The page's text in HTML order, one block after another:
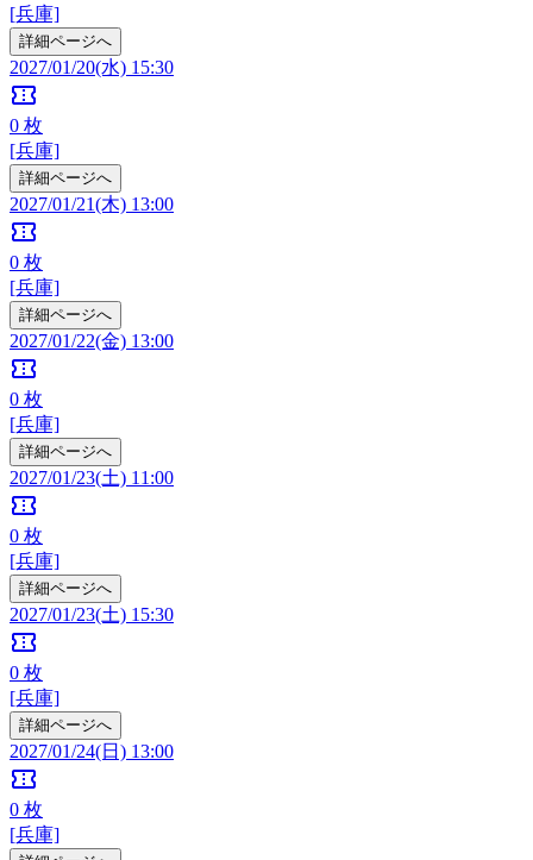
[兵庫]
詳細ページへ
2027/01/20(水) 15:30
confirmation_number
0 枚
[兵庫]
詳細ページへ
2027/01/21(木) 13:00
confirmation_number
0 枚
[兵庫]
詳細ページへ
2027/01/22(金) 13:00
confirmation_number
0 枚
[兵庫]
詳細ページへ
2027/01/23(土) 11:00
confirmation_number
0 枚
[兵庫]
詳細ページへ
2027/01/23(土) 15:30
confirmation_number
0 枚
[兵庫]
詳細ページへ
2027/01/24(日) 13:00
confirmation_number
0 枚
[兵庫]